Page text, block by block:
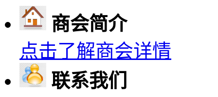
商会简介
点击了解商会详情
联系我们